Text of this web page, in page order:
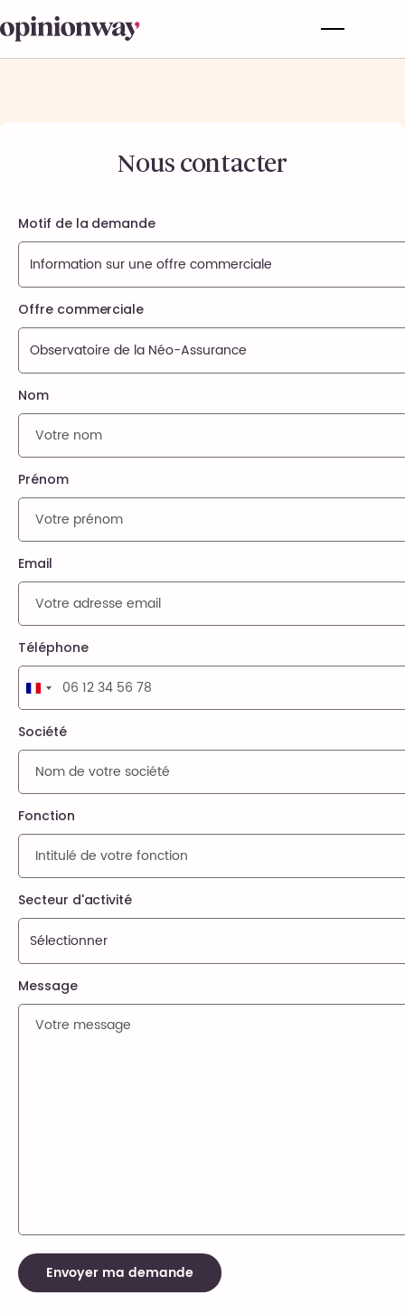
Nous contacter
Motif de la demande
Offre commerciale
Nom
Prénom
Email
France
+33
Téléphone
Société
Fonction
Secteur d'activité
Message
Envoyer ma demande